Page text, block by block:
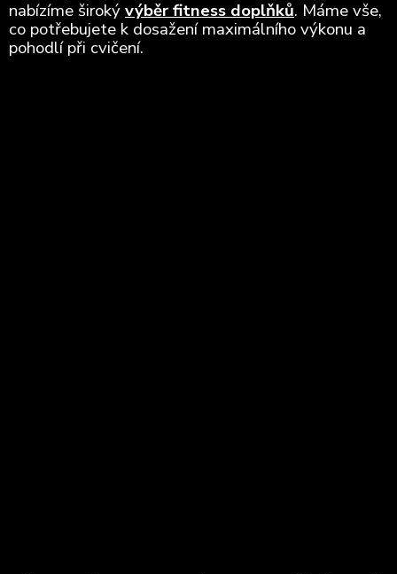
nabízíme širokývýběr fitness doplňků. Máme vše,
co potřebujete k dosažení maximálního výkonu a
pohodlí při cvičení.